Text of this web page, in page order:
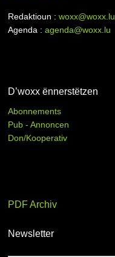
Redaktioun :woxx@woxx.lu
Agenda :agenda@woxx.lu
D’woxx ënnerstëtzen
Abonnements
Pub - Annoncen
Don/Kooperativ
PDF Archiv
Newsletter